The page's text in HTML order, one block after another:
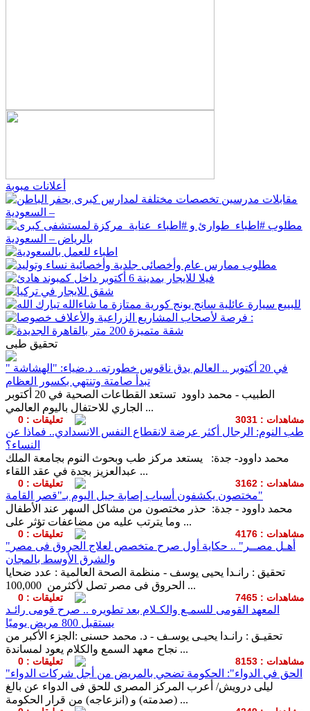
أعلانات مبوبة
تحقيق طبى
في 20 أكتوبر .. العالم يدق ناقوس خطورته.. د.ضياء: "الهشاشة "
تبدأ صامتة وتنتهي بكسور العظام
الطبيب - محمد داوود تستعد القطاعات الصحية في 20 أكتوبر
الجاري للاحتفال باليوم العالمي ...
تعليقات : 0 مشاهدات : 3031
طب النوم: الرجال أكثر عرضة لانقطاع النفس الانسدادي.. فماذا عن
النساء؟
محمد داوود- جدة: يستعد مركز طب وبحوث النوم بجامعة الملك
عبدالعزيز بجدة في عقد اللقاء ...
تعليقات : 0 مشاهدات : 3162
مختصون يكشفون أسباب إصابة جيل اليوم بـ"قصر القامة"
محمد داوود - جدة: حذر مختصون من مشاكل السهر عند الأطفال
وما يترتب عليه من مضاعفات تؤثر على ...
تعليقات : 0 مشاهدات : 4176
"أهـل مصــر" .. حكاية أول صرح متخصص لعلاج الحروق فى مصر
والشرق الأوسط بالمجان
تحقيق : رانـدا يحيى يوسف - منظمة الصحة العالمية : عدد ضحايا
الحروق فى مصر تصل لأكثرمن 100,000 ...
تعليقات : 0 مشاهدات : 7465
المعهد القومى للسمـع والكـلام بعد تطويره .. صرح قومى رائـد
يستقبل 800 مريض يوميًا
تحقيـق : رانـدا يحيـى يوسـف - د. محمد حسنى :الجزء الأكبر من
نجاح معهد السمع والكلام يعود لمساندة ...
تعليقات : 0 مشاهدات : 8153
"الحق في الدواء": الحكومة تضحي بالمريض من أجل شركات الدواء
ليلى درويش/ أعرب المركز المصرى للحق فى الدواء عن بالغ
(صدمته) و (انزعاجه) من قرار الحكومة ...